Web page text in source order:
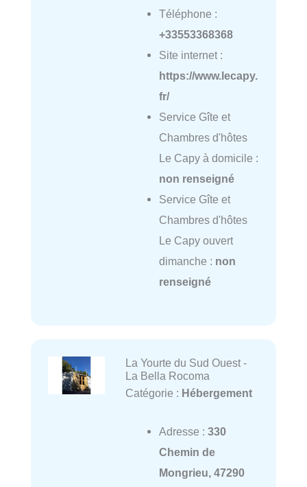
Téléphone :
+33553368368
Site internet :
https://www.lecapy.
fr/
Service Gîte et
Chambres d'hôtes
Le Capy à domicile :
non renseigné
Service Gîte et
Chambres d'hôtes
Le Capy ouvert
dimanche : non
renseigné
La Yourte du Sud Ouest -
La Bella Rocoma
Catégorie : Hébergement
Adresse : 330
Chemin de
Mongrieu, 47290